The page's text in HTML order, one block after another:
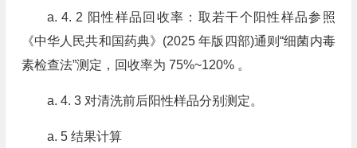
a. 4. 2 阳性样品回收率：取若干个阳性样品参照
《中华人民共和国药典》(2025 年版四部)通则“细菌内毒
素检查法”测定，回收率为 75%~120% 。
a. 4. 3 对清洗前后阳性样品分别测定。
a. 5 结果计算